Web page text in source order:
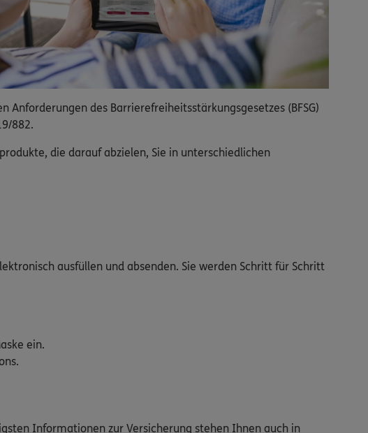
des Barrierefreiheitsstärkungsgesetzes (BFSG)
882.
die darauf abzielen, Sie in unterschiedlichen
ausfüllen und absenden. Sie werden Schritt für Schritt
ein.
Informationen zur Versicherung stehen Ihnen auch in